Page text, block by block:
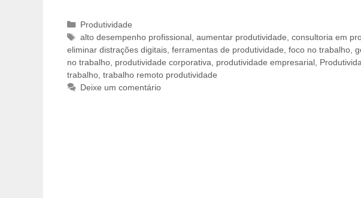
Categorias
Produtividade
Tags
alto desempenho profissional, aumentar produtividade consultoria em
eliminar distrações digitais ferramentas de produtividade foco no trabalho
no trabalho produtividade corporativa produtividade empresarial
trabalho trabalho remoto produtividade
Deixe um comentário